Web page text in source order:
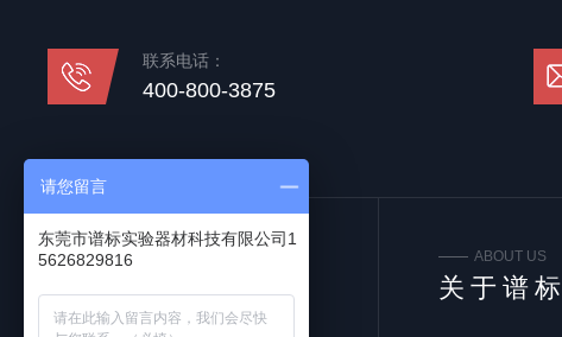
联系电话：
400-800-3875
FOLLOW US
关注我们
ABOUT US
关于谱标
请您留言
东莞市谱标实验器材科技有限公司1
5626829816